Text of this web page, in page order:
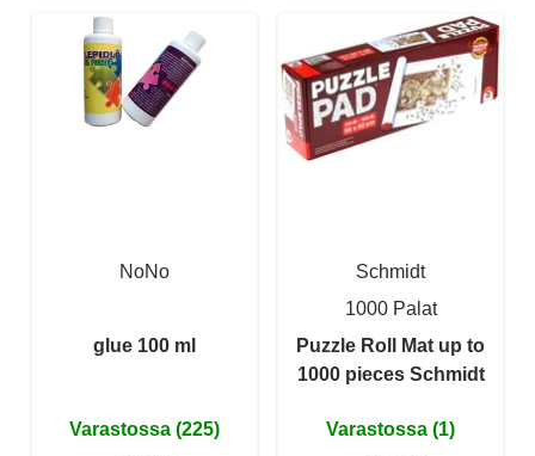
NoNo
glue 100 ml
Varastossa (225)
Schmidt
1000 Palat
Puzzle Roll Mat up to
1000 pieces Schmidt
Varastossa (1)